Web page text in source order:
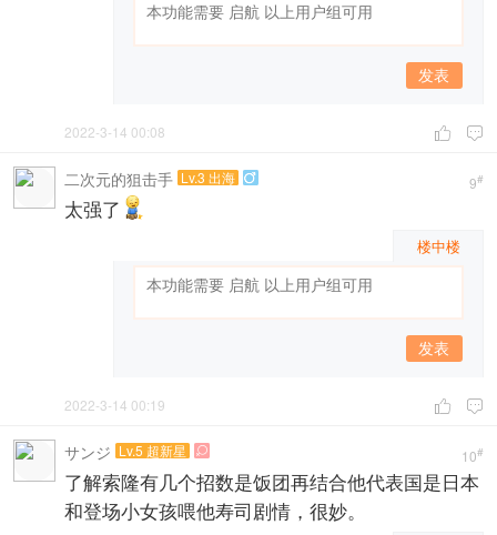
发表
 
2022-3-14 00:08
9#
二次元的狙击手 Lv.3 出海 
太强了
楼中楼
发表
 
2022-3-14 00:19
10#
サンジ Lv.5 超新星 
了解索隆有几个招数是饭团再结合他代表国是日本
和登场小女孩喂他寿司剧情，很妙。